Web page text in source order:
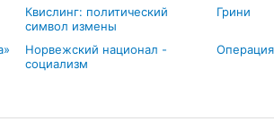
Квислинг: политический
символ измены
Грини
Норвежский национал -
социализм